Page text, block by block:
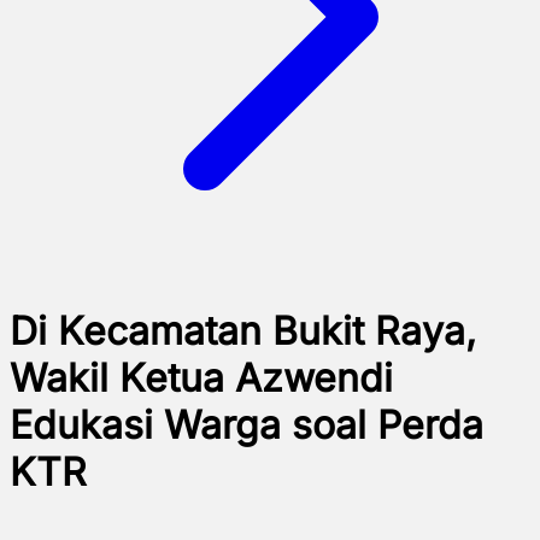
Di Kecamatan Bukit Raya,
Wakil Ketua Azwendi
Edukasi Warga soal Perda
KTR